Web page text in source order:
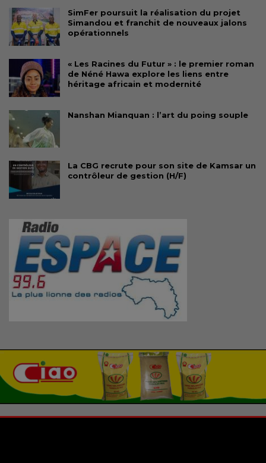
SimFer poursuit la réalisation du projet
Simandou et franchit de nouveaux jalons
opérationnels
« Les Racines du Futur » : le premier roman
de Néné Hawa explore les liens entre
héritage africain et modernité
Nanshan Mianquan : l’art du poing souple
La CBG recrute pour son site de Kamsar un
contrôleur de gestion (H/F)